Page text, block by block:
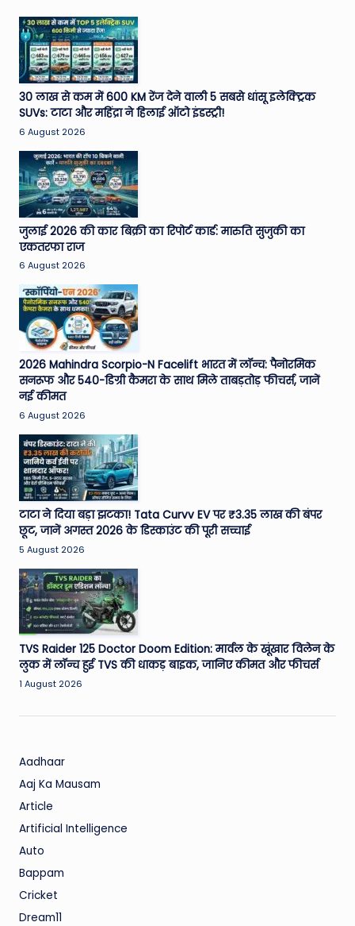
30 लाख से कम में 600 KM रेंज देने वाली 5 सबसे धांसू इलेक्ट्रिक
SUVs: टाटा और महिंद्रा ने हिलाई ऑटो इंडस्ट्री!
6 August 2026
जुलाई 2026 की कार बिक्री का रिपोर्ट कार्ड: मारुति सुजुकी का
एकतरफा राज
6 August 2026
2026 Mahindra Scorpio-N Facelift भारत में लॉन्च: पैनोरमिक
सनरूफ और 540-डिग्री कैमरा के साथ मिले ताबड़तोड़ फीचर्स, जानें
नई कीमत
6 August 2026
टाटा ने दिया बड़ा झटका! Tata Curvv EV पर ₹3.35 लाख की बंपर
छूट, जानें अगस्त 2026 के डिस्काउंट की पूरी सच्चाई
5 August 2026
TVS Raider 125 Doctor Doom Edition: मार्वल के खूंखार विलेन के
लुक में लॉन्च हुई TVS की धाकड़ बाइक, जानिए कीमत और फीचर्स
1 August 2026
Aadhaar
Aaj Ka Mausam
Article
Artificial Intelligence
Auto
Bappam
Cricket
Dream11